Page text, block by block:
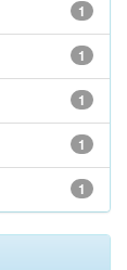
1
1
1
1
1